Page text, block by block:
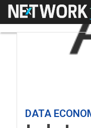
Menu
DATA